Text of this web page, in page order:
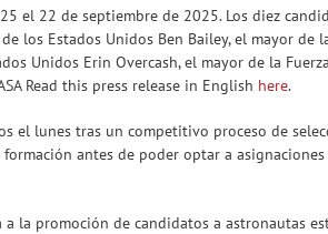
el 22 de septiembre de 2025. Los diez
los Estados Unidos Ben Bailey, el mayor de
Unidos Erin Overcash, el mayor de la
Read this press release in English here.
el lunes tras un competitivo proceso de
antes de poder optar a
la promoción de candidatos a astronautas